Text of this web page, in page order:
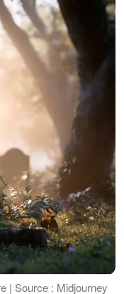
| Source : Midjourney